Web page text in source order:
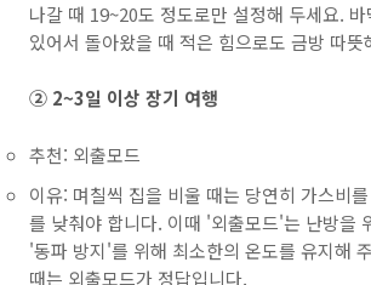
나갈 때 19~20도 정도로만 설정해 두세요.
있어서 돌아왔을 때 적은 힘으로도 금방 따뜻
② 2~3일 이상 장기 여행
추천: 외출모드
이유: 며칠씩 집을 비울 때는 당연히 가스비
를 낮춰야 합니다. 이때 '외출모드'는 난방을
'동파 방지'를 위해 최소한의 온도를 유지해
때는 외출모드가 정답입니다.